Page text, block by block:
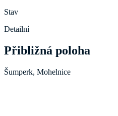
Stav
Detailní
Přibližná poloha
Šumperk, Mohelnice